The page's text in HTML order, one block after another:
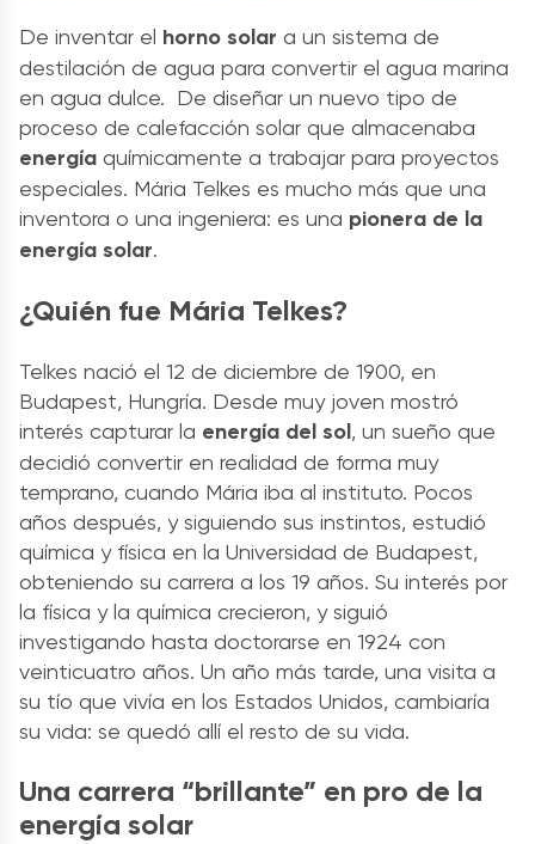
De inventar el horno solar a un sistema de
destilación de agua para convertir el agua marina
en agua dulce. De diseñar un nuevo tipo de
proceso de calefacción solar que almacenaba
energía químicamente a trabajar para proyectos
especiales. Mária Telkes es mucho más que una
inventora o una ingeniera: es una pionera de la
energía solar.
¿Quién fue Mária Telkes?
Telkes nació el 12 de diciembre de 1900, en
Budapest, Hungría. Desde muy joven mostró
interés capturar la energía del sol, un sueño que
decidió convertir en realidad de forma muy
temprano, cuando Mária iba al instituto. Pocos
años después, y siguiendo sus instintos, estudió
química y física en la Universidad de Budapest,
obteniendo su carrera a los 19 años. Su interés por
la física y la química crecieron, y siguió
investigando hasta doctorarse en 1924 con
veinticuatro años. Un año más tarde, una visita a
su tío que vivía en los Estados Unidos, cambiaría
su vida: se quedó allí el resto de su vida.
Una carrera “brillante” en pro de la
energía solar